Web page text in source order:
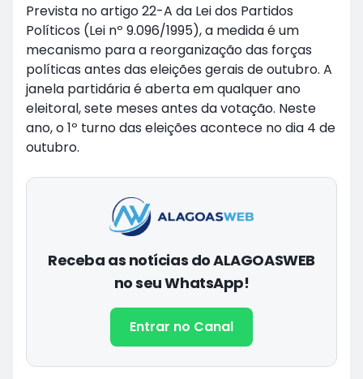
Prevista no artigo 22-A da Lei dos Partidos
Políticos (Lei nº 9.096/1995), a medida é um
mecanismo para a reorganização das forças
políticas antes das eleições gerais de outubro. A
janela partidária é aberta em qualquer ano
eleitoral, sete meses antes da votação. Neste
ano, o 1º turno das eleições acontece no dia 4 de
outubro.
Receba as notícias do ALAGOASWEB
no seu WhatsApp!
Entrar no Canal